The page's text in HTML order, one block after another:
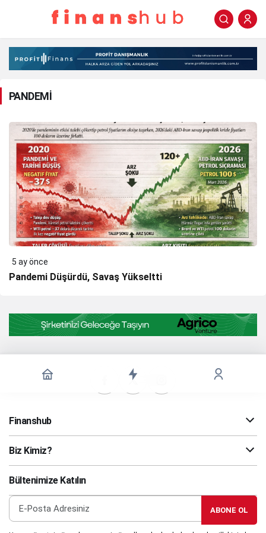
PANDEMİ
Haberleri
PANDEMİ
5 ay önce
Pandemi Düşürdü, Savaş Yükseltti
Finanshub
Biz Kimiz?
Bültenimize Katılın
ABONE OL